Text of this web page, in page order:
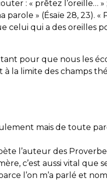
: « prêtez l’oreille… »
parole » (Ésaïe 28, 23). «
celui qui a des oreilles
pour que nous les
à la limite des champs
mais de toute
l’auteur des
c’est aussi vital que
l’on m’a parlé et